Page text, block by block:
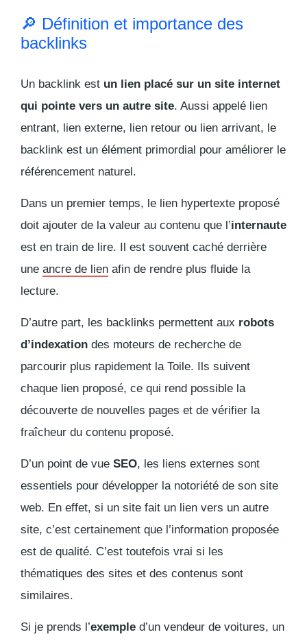
🔎 Définition et importance des
backlinks
Un backlink est un lien placé sur un site internet
qui pointe vers un autre site. Aussi appelé lien
entrant, lien externe, lien retour ou lien arrivant, le
backlink est un élément primordial pour améliorer le
référencement naturel.
Dans un premier temps, le lien hypertexte proposé
doit ajouter de la valeur au contenu que l’internaute
est en train de lire. Il est souvent caché derrière
une ancre de lien afin de rendre plus fluide la
lecture.
D’autre part, les backlinks permettent aux robots
d’indexation des moteurs de recherche de
parcourir plus rapidement la Toile. Ils suivent
chaque lien proposé, ce qui rend possible la
découverte de nouvelles pages et de vérifier la
fraîcheur du contenu proposé.
D’un point de vue SEO, les liens externes sont
essentiels pour développer la notoriété de son site
web. En effet, si un site fait un lien vers un autre
site, c’est certainement que l’information proposée
est de qualité. C’est toutefois vrai si les
thématiques des sites et des contenus sont
similaires.
Si je prends l’exemple d’un vendeur de voitures, un